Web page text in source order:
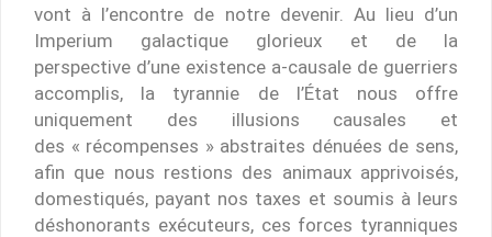
vont à l’encontre de notre devenir. Au lieu d’un
Imperium galactique glorieux et de la
perspective d’une existence a-causale de guerriers
accomplis, la tyrannie de l’État nous offre
uniquement des illusions causales et
des « récompenses » abstraites dénuées de sens,
afin que nous restions des animaux apprivoisés,
domestiqués, payant nos taxes et soumis à leurs
déshonorants exécuteurs, ces forces tyranniques